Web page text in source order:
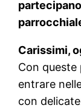
Carissimi,
Con
entrare
con